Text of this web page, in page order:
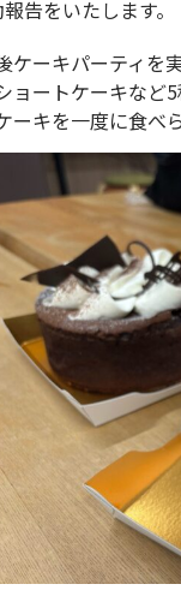
告をいたします。
ケーキパーティを
ョートケーキなど
ーキを一度に食べ